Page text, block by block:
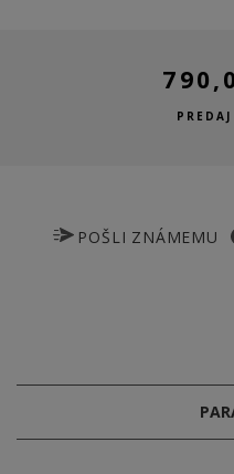
POŠLI ZNÁMEMU